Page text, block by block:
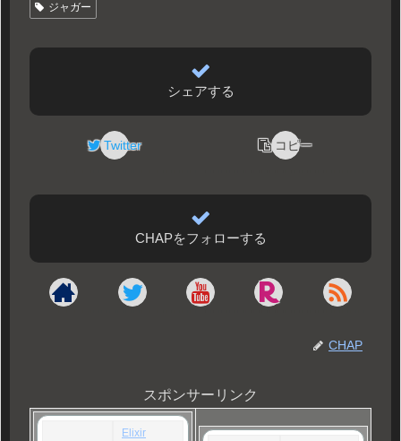
ジャガー
シェアする
Twitter コピー
CHAPをフォローする
CHAP
スポンサーリンク
Elixir